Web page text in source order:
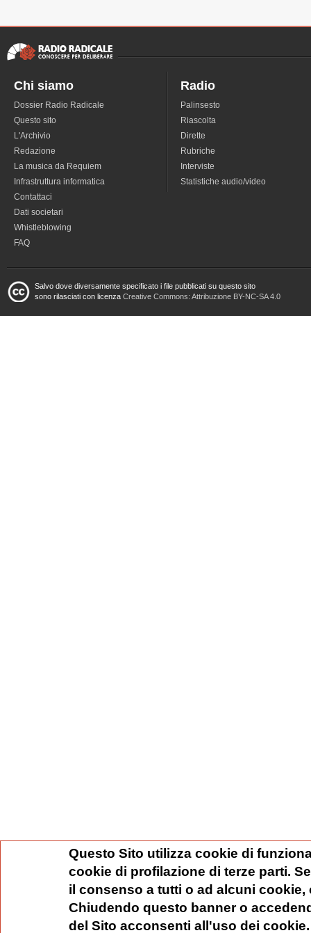
Chi siamo
Dossier Radio Radicale
Questo sito
L'Archivio
Redazione
La musica da Requiem
Infrastruttura informatica
Contattaci
Dati societari
Whistleblowing
FAQ
Radio
Palinsesto
Riascolta
Dirette
Rubriche
Interviste
Statistiche audio/video
Salvo dove diversamente specificato i file pubblicati su questo sito
sono rilasciati con licenza Creative Commons: Attribuzione BY-NC-SA 4.0
Questo Sito utilizza cookie di
cookie di profilazione di terze parti.
il consenso a tutti o ad alcuni
Chiudendo questo banner o
del Sito acconsenti all'uso dei cookie.